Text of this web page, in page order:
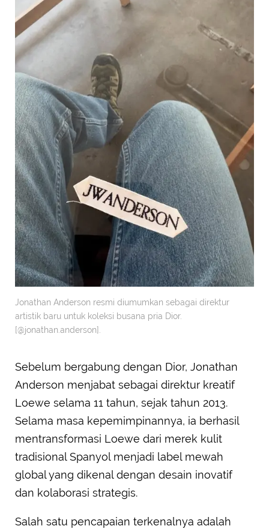
Jonathan Anderson resmi diumumkan sebagai direktur
artistik baru untuk koleksi busana pria Dior.
[@jonathan.anderson].
Sebelum bergabung dengan Dior, Jonathan
Anderson menjabat sebagai direktur kreatif
Loewe selama 11 tahun, sejak tahun 2013.
Selama masa kepemimpinannya, ia berhasil
mentransformasi Loewe dari merek kulit
tradisional Spanyol menjadi label mewah
global yang dikenal dengan desain inovatif
dan kolaborasi strategis.
Salah satu pencapaian terkenalnya adalah